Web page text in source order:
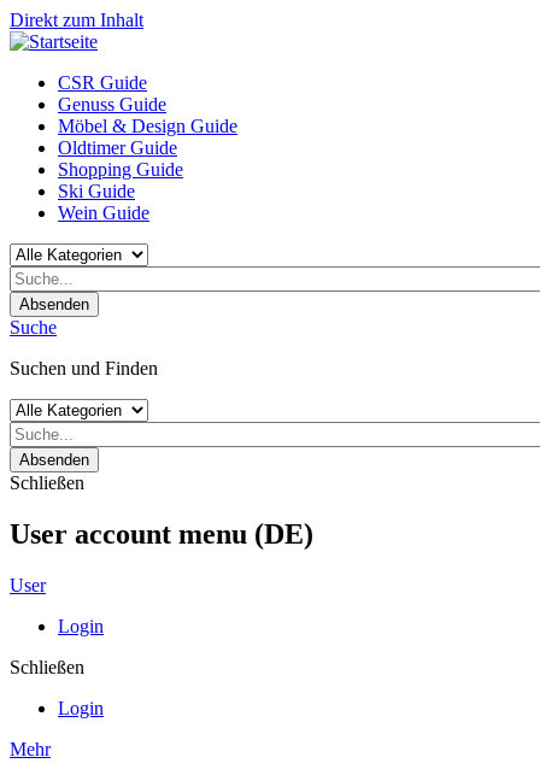
Direkt zum Inhalt
CSR Guide
Genuss Guide
Möbel & Design Guide
Oldtimer Guide
Shopping Guide
Ski Guide
Wein Guide
Absenden
Suche
Suchen und Finden
Absenden
Schließen
User account menu (DE)
User
Login
Schließen
Login
Mehr